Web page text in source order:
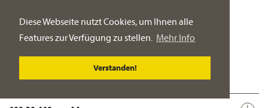
Diese Webseite nutzt Cookies, um Ihnen alle
Features zur Verfügung zu stellen. Mehr Info
Verstanden!